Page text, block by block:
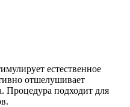
естественное
отшелушивает
Процедура подходит для